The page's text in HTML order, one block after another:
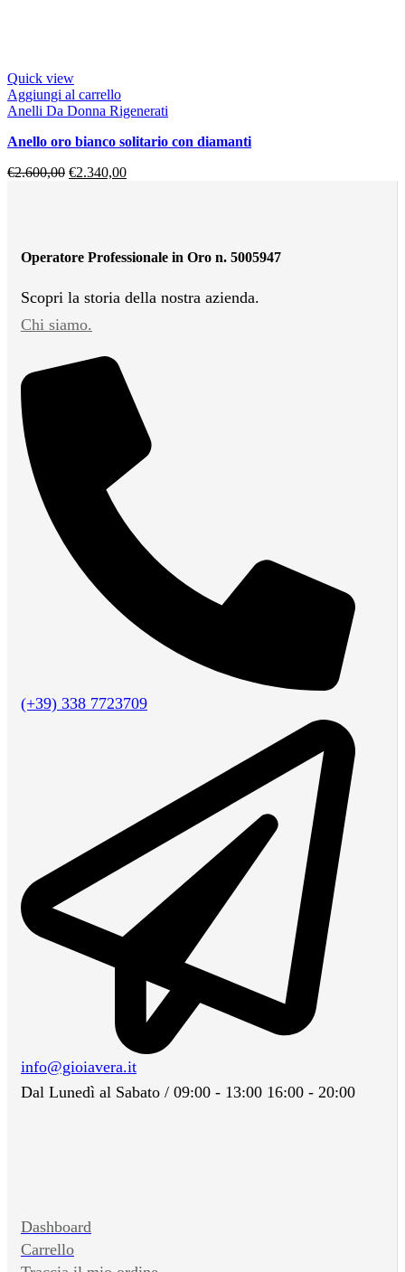
Quick view
Aggiungi al carrello
Anelli Da Donna Rigenerati
anello oro bianco solitario con diamanti
€2.600,00 €2.340,00
Operatore Professionale in Oro n. 5005947
Scopri la storia della nostra azienda.
Chi siamo.
(+39) 338 7723709
info@gioiavera.it
Dal Lunedì al Sabato / 09:00 - 13:00 16:00 - 20:00
Dashboard
Carrello